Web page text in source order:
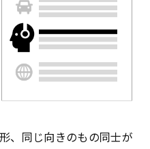
、同じ向きのもの同士が